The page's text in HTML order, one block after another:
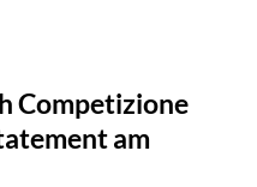
Competizione
am